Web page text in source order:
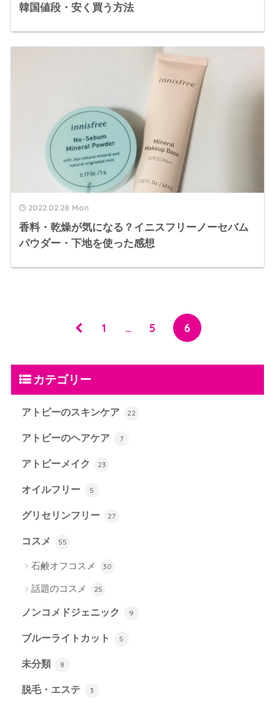
韓国値段・安く買う方法
2022.02.28 Mon
香料・乾燥が気になる？イニスフリーノーセバム
パウダー・下地を使った感想
1 … 5 6
カテゴリー
アトピーのスキンケア 22
アトピーのヘアケア 7
アトピーメイク 23
オイルフリー 5
グリセリンフリー 27
コスメ 55
石鹸オフコスメ 30
話題のコスメ 25
ノンコメドジェニック 9
ブルーライトカット 5
未分類 8
脱毛・エステ 3